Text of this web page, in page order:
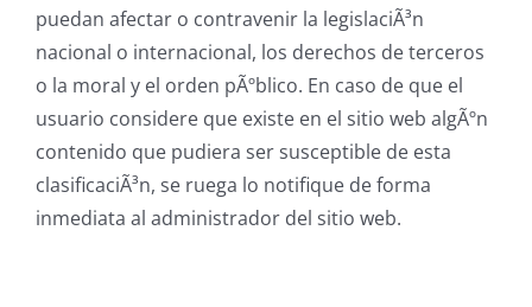
puedan afectar o contravenir la legislaciÃ³n
nacional o internacional, los derechos de terceros
o la moral y el orden pÃºblico. En caso de que el
usuario considere que existe en el sitio web algÃºn
contenido que pudiera ser susceptible de esta
clasificaciÃ³n, se ruega lo notifique de forma
inmediata al administrador del sitio web.